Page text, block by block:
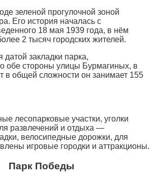
зеленой прогулочной зоной
Его история началась с
18 мая 1939 года, в нём
2 тысяч городских жителей.
датой закладки парка,
обе стороны улицы Бурмагиных, в
в общей сложности он занимает 155
лесопарковые участки, уголки
развлечений и отдыха —
велосипедные дорожки, для
игровые городки и аттракционы.
Парк Победы